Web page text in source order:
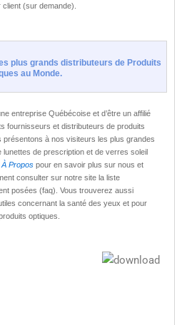
client (sur demande).
plus grands distributeurs de Produits
au Monde.
entreprise Québécoise et d’être un affilié
fournisseurs et distributeurs de produits
présentons à nos visiteurs les plus grandes
de prescription et de verres soleil
À Propos pour en savoir plus sur nous et
consulter sur notre site la liste
posées (faq). Vous trouverez aussi
concernant la santé des yeux et pour
optiques.